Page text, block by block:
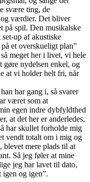
svære ting, de
og værdier. Det bliver
på spil. Den musikalske
up af akustiske
et overskueligt plan”
meget her i livet, vi hele
gøre nydelsen enkel, og
at vi holder helt fri, når
har gang i, så svarer
været som at
egen indre dybfyldthed
at det her er anderledes,
har skullet forholde mig
vendt totalt om i mig og
blevet mere plads til at
Så jeg føler at mine
jeg har lavet til dato,
og igen”.